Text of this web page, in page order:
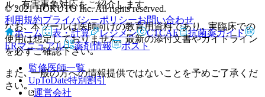
© 2021 HOKUTO Inc. All rights reserved.
利用規約プライバシーポリシーお問い合わせ
ホーム
表・計算 レジメン CTCAE
抗菌薬ガイド
ERマニュアル
薬剤情報 ポスト
監修医師一覧
UpToDate特別割引
運営会社
ル､ 有害事象対応をご紹介します｡
なお､ 本ツールは医師向けの教育用資料であり､ 実臨床での
使用は想定しておりません｡ 最新の添付文書やガイドライン
を必ずご確認下さい｡
また､ 一般の方への情報提供ではないことを予めご了承くだ
さい｡